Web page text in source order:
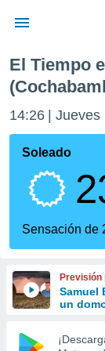
de
para
la
calidad.
a este
forma
digital
El Tiempo
14:26 Jueves
Soleado
Sensación de
Previsión
Samuel
un